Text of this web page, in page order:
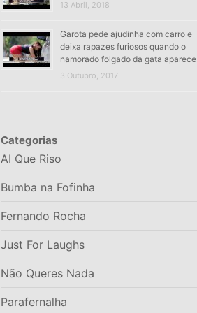
13 Abril, 2018
Garota pede ajudinha com carro e
deixa rapazes furiosos quando o
namorado folgado da gata aparece
3 Outubro, 2017
Categorias
AI Que Riso
Bumba na Fofinha
Fernando Rocha
Just For Laughs
Não Queres Nada
Parafernalha